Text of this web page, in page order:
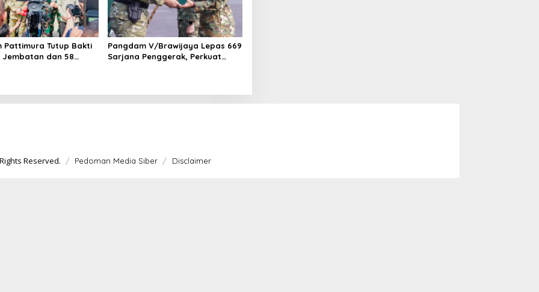
Pattimura Tutup Bakti
Jembatan dan 58
Pangdam V/Brawijaya Lepas 669
Sarjana Penggerak, Perkuat
Reserved. Pedoman Media Siber Disclaimer